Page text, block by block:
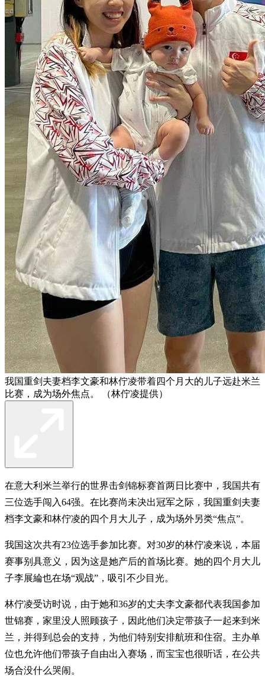
我国重剑夫妻档李文豪和林佇凌带着四个月大的儿子远赴米兰
比赛，成为场外焦点。 （林佇凌提供）
在意大利米兰举行的世界击剑锦标赛首两日比赛中，我国共有
三位选手闯入64强。在比赛尚未决出冠军之际，我国重剑夫妻
档李文豪和林佇凌的四个月大儿子，成为场外另类“焦点”。
我国这次共有23位选手参加比赛。对30岁的林佇凌来说，本届
赛事别具意义，因为这是她产后的首场比赛。她的四个月大儿
子李展綸也在场“观战”，吸引不少目光。
林佇凌受访时说，由于她和36岁的丈夫李文豪都代表我国参加
世锦赛，家里没人照顾孩子，因此他们决定带孩子一起来到米
兰，并得到总会的支持，为他们特别安排航班和住宿。主办单
位也允许他们带孩子自由出入赛场，而宝宝也很听话，在公共
场合没什么哭闹。